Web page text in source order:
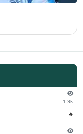
1.9k
🔥